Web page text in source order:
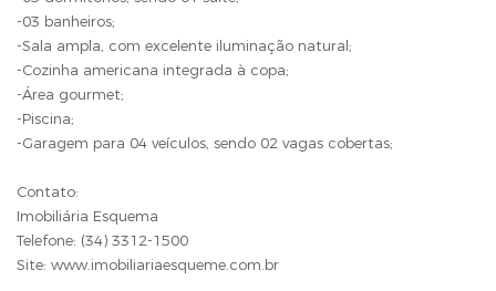
-03 banheiros;
-Sala ampla, com excelente iluminação natural;
-Cozinha americana integrada à copa;
-Área gourmet;
-Piscina;
-Garagem para 04 veículos, sendo 02 vagas cobertas;
Contato:
Imobiliária Esquema
Telefone: (34) 3312-1500
Site: www.imobiliariaesqueme.com.br